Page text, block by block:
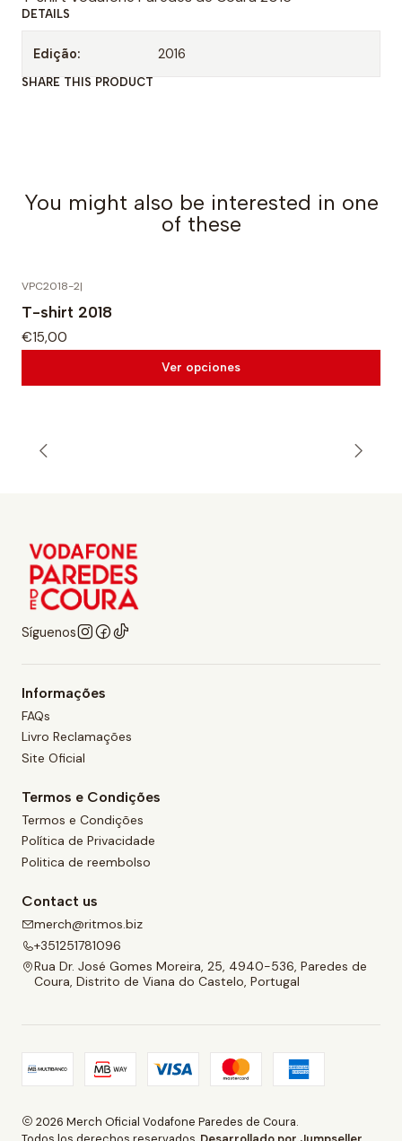
DETAILS
Edição: 2016
SHARE THIS PRODUCT
You might also be interested in one
of these
VPC2018-2|
T-shirt 2018
€15,00
Ver opciones
Síguenos
Informações
FAQs
Livro Reclamações
Site Oficial
Termos e Condições
Termos e Condições
Política de Privacidade
Politica de reembolso
Contact us
merch@ritmos.biz
+351251781096
Rua Dr. José Gomes Moreira, 25, 4940-536, Paredes de
Coura, Distrito de Viana do Castelo, Portugal
2026 Merch Oficial Vodafone Paredes de Coura.